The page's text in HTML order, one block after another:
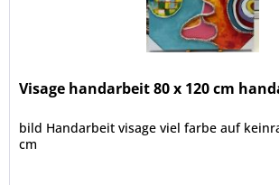
Visage handarbeit 80 x 120 cm
bild Handarbeit visage viel farbe auf
cm